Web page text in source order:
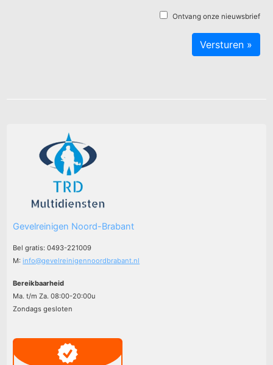
Ontvang onze nieuwsbrief
Gevelreinigen Noord-Brabant
Bel gratis: 0493-221009
M:info@gevelreinigennoordbrabant.nl
Bereikbaarheid
Ma. t/m Za. 08:00-20:00u
Zondags gesloten